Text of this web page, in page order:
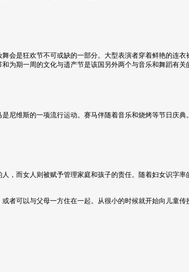
会是狂欢节不可或缺的一部分。大型表演者穿着鲜艳的连
为期一周的文化与遗产节是该国另外两个与音乐和舞蹈有关
尼维斯的一项流行运动。赛马伴随着音乐和烧烤等节日庆
，而女人则被赋予管理家庭和孩子的责任。随着妇女识字
可以与父母一方住在一起。从很小的时候就开始向儿童传